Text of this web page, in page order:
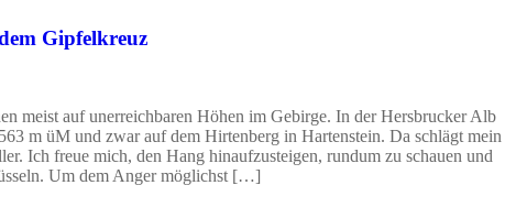
Gipfelkreuz
meist auf unerreichbaren Höhen im Gebirge. In der Hersbrucker Alb
m üM und zwar auf dem Hirtenberg in Hartenstein. Da schlägt mein
Ich freue mich, den Hang hinaufzusteigen, rundum zu schauen und
Um dem Anger möglichst […]